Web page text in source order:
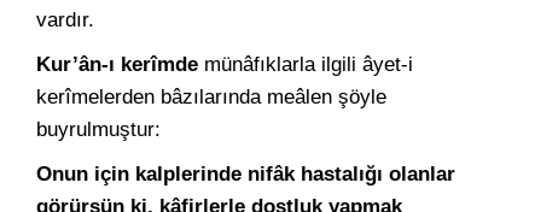
vardır.
Kur’ân-ı kerîmde münâfıklarla ilgili âyet-i
kerîmelerden bâzılarında meâlen şöyle
buyrulmuştur:
Onun için kalplerinde nifâk hastalığı olanlar
görürsün ki, kâfirlerle dostluk yapmak